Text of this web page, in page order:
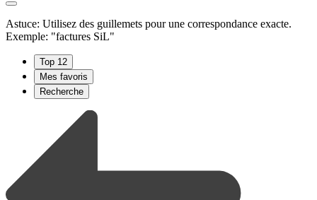
Astuce: Utilisez des guillemets pour une correspondance exacte.
Exemple: "factures SiL"
Top 12
Mes favoris
Recherche